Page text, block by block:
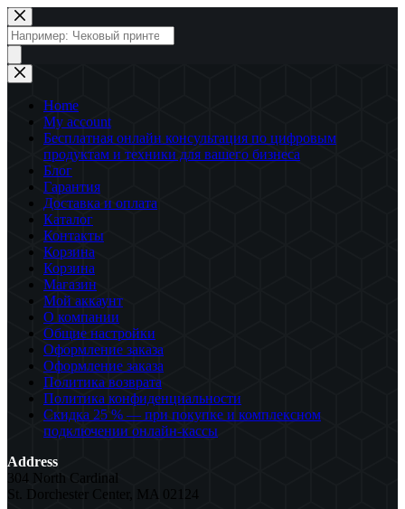
Перейти
к
сути
Поиск
товаров
Home
My account
Бесплатная онлайн консультация по цифровым
продуктам и техники для вашего бизнеса
Блог
Гарантия
Доставка и оплата
Каталог
Контакты
Корзина
Корзина
Магазин
Мой аккаунт
О компании
Общие настройки
Оформление заказа
Оформление заказа
Политика возврата
Политика конфиденциальности
Скидка 25 % — при покупке и комплексном
подключении онлайн-кассы
Address
304 North Cardinal
St. Dorchester Center, MA 02124